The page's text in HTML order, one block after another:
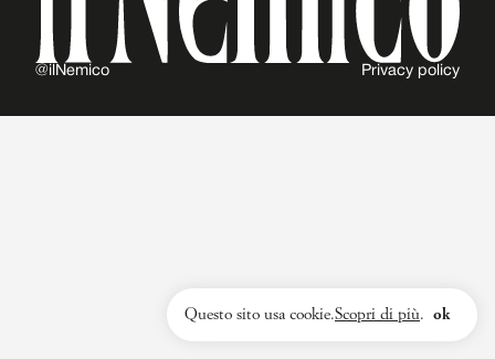
@ilNemico Privacy policy
Questo sito usa cookie.Scopri di più. ok